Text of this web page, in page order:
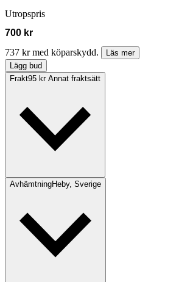
Utropspris
700 kr
737 kr med köparskydd.
Läs mer
Lägg bud
Frakt95 kr Annat fraktsätt
AvhämtningHeby, Sverige